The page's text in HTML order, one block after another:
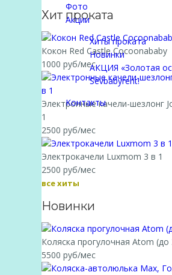
Фото
Акции
Хиты проката
Новинки
АКЦИЯ «Золотая
Sevbabyrent!
Контакты
Хит проката
Кокон Red Castle Cocoonababy
1000 руб/мес
Электронные качели-шезлонг
1
2500 руб/мес
Электрокачели Luxmom 3 в 1
2500 руб/мес
все хиты
Новинки
Коляска прогулочная Atom (до
5500 руб/мес